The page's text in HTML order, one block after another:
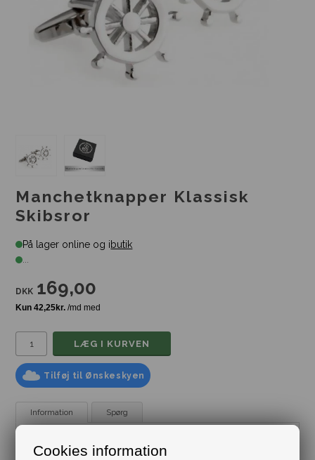
Cookies information
Manchetknapper Klassisk
Skibsror
På lager online og ibutik
...
DKK 169,00
Tilføj til Ønskeskyen
Information Spørg